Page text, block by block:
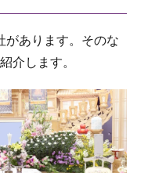
があります。そのな
介します。